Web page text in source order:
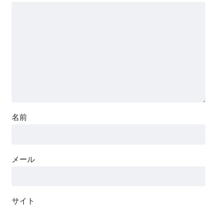
名前
メール
サイト